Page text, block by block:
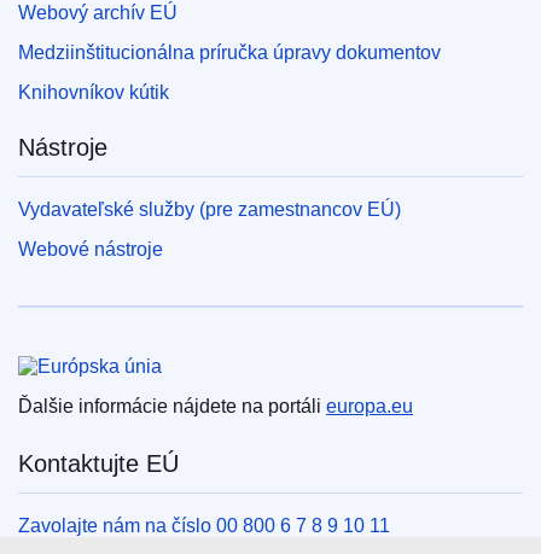
Webový archív EÚ
Medziinštitucionálna príručka úpravy dokumentov
Knihovníkov kútik
Nástroje
Vydavateľské služby (pre zamestnancov EÚ)
Webové nástroje
Európska únia
Ďalšie informácie nájdete na portáli europa.eu
Kontaktujte EÚ
Zavolajte nám na číslo 00 800 6 7 8 9 10 11